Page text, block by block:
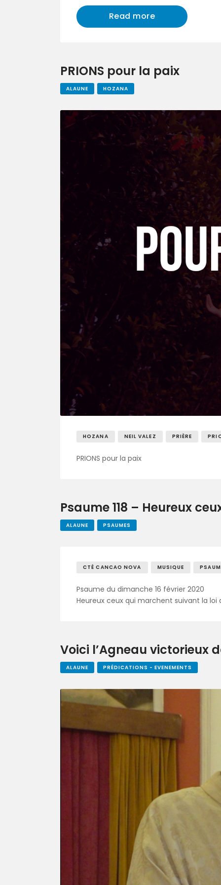
Read more
PRIONS pour la paix
ALAUNE HOZANA
HOZANA NEIL VALEZ PRIÈRE
PRIONS pour la paix
Psaume 118 – Heureux
ALAUNE PSAUMES
CTÉ CANCAO NOVA MUSIQUE
Psaume du dimanche 16 février 2020
Heureux ceux qui marchent suivant la loi
Voici l’Agneau victorieux
ALAUNE PRÉDICATIONS - EVENEMENTS